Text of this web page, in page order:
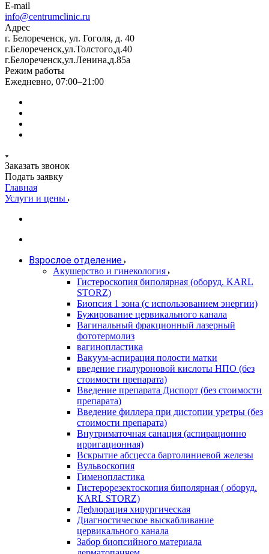
E-mail
info@centrumclinic.ru
Адрес
г. Белореченск, ул. Гоголя, д. 40
г.Белореченск,ул.Толстого,д.40
г.Белореченск,ул.Ленина,д.85а
Режим работы
Ежедневно, 07:00–21:00
Заказать звонок
Подать заявку
Главная
Услуги и цены
Взрослое отделение
Акушерство и гинекология
Гистероскопия биполярная (оборуд. KARL
STORZ)
Биопсия 1 зона (с использованием энергии)
Бужирование цервикального канала
Вагинальный фракционный лазерный
фототермолиз
вагинопластика
Вакуум-аспирация полости матки
введение гиалуроновой кислоты НПО (без
стоимости препарата)
Введение препарата Диспорт (без стоимости
препарата)
Введение филлера при дистопии уретры (без
стоимости препарата)
Внутриматочная санация (аспирационно
ирригационная)
Вскрытие абсцесса бартолиниевой железы
Вульвоскопия
Гименопластика
Гистерорезектоскопия биполярная ( оборуд.
KARL STORZ)
Дефлорация хирургическая
Диагностическое выскабливание
цервикального канала
Забор биопсийного материала